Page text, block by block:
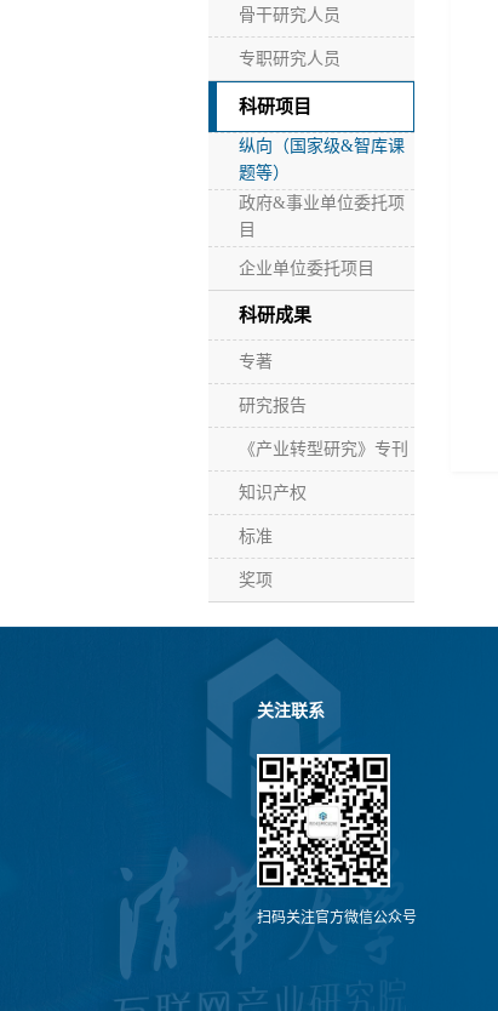
骨干研究人员
专职研究人员
科研项目
纵向（国家级&智库课
题等）
政府&事业单位委托项
目
企业单位委托项目
科研成果
专著
研究报告
《产业转型研究》专刊
知识产权
标准
奖项
关注联系
扫码关注官方微信公众号